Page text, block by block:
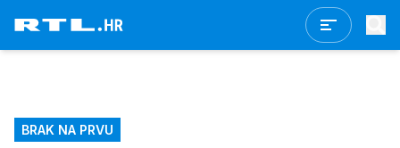
BRAK NA PRVU